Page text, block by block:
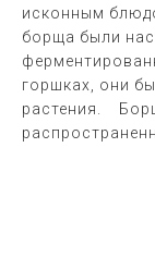
исконным
борща были
горшках, они
растения.